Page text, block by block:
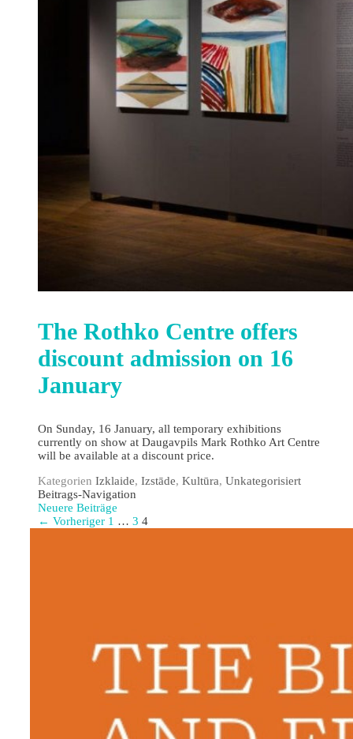
The Rothko Centre offers
discount admission on 16
January
On Sunday, 16 January, all temporary exhibitions
currently on show at Daugavpils Mark Rothko Art Centre
will be available at a discount price.
Kategorien Izklaide, Izstāde, Kultūra, Unkategorisiert
Beitrags-Navigation
Neuere Beiträge
← Vorheriger 1 … 3 4